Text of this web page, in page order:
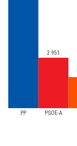
PP PSOE-A
2.951